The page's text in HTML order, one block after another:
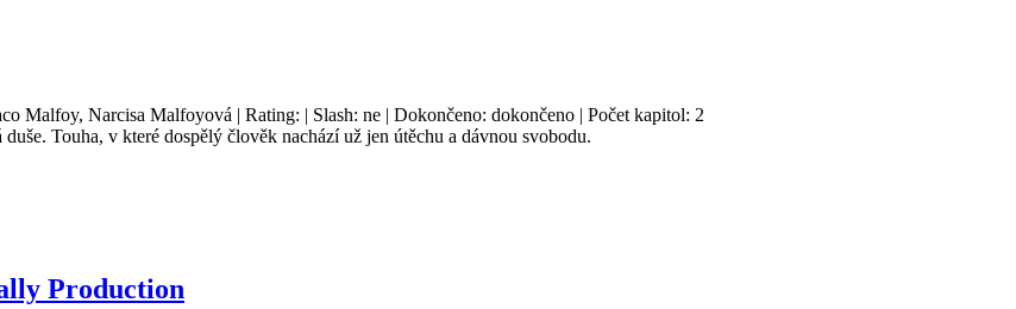
Malfoy, Narcisa Malfoyová | Rating: | Slash: ne | Dokončeno: dokončeno | Počet kapitol: 2
Touha, v které dospělý člověk nachází už jen útěchu a dávnou svobodu.
Production